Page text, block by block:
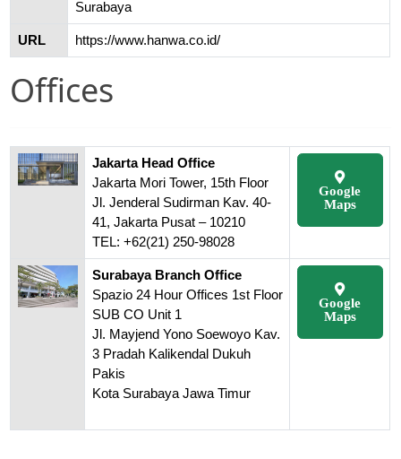
Surabaya
URL https://www.hanwa.co.id/
Offices
Jakarta Head Office
Jakarta Mori Tower, 15th Floor
Jl. Jenderal Sudirman Kav. 40-
41, Jakarta Pusat – 10210
TEL: +62(21) 250-98028
Google
Maps
Surabaya Branch Office
Spazio 24 Hour Offices 1st Floor
SUB CO Unit 1
Jl. Mayjend Yono Soewoyo Kav.
3 Pradah Kalikendal Dukuh
Pakis
Kota Surabaya Jawa Timur
Google
Maps